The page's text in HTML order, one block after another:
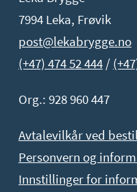
7994 Leka, Frøvik
post@lekabrygge.no
(+47) 474 52 444/
Org.: 928 960 447
Avtalevilkår ved
Personvern og
Innstillinger for